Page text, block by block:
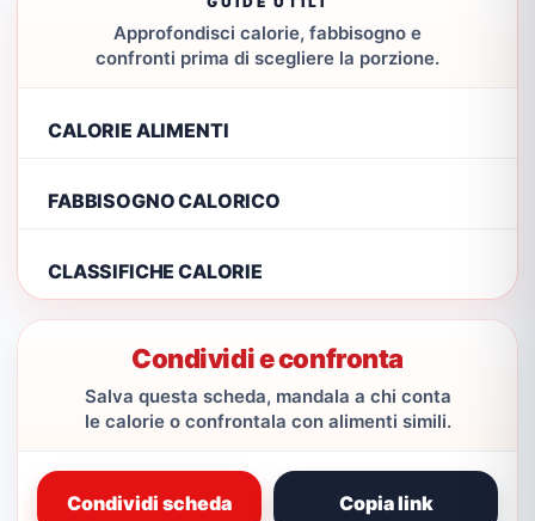
Approfondisci calorie, fabbisogno e
confronti prima di scegliere la porzione.
CALORIE ALIMENTI
FABBISOGNO CALORICO
CLASSIFICHE CALORIE
Condividi e confronta
Salva questa scheda, mandala a chi conta
le calorie o confrontala con alimenti simili.
Condividi scheda Copia link